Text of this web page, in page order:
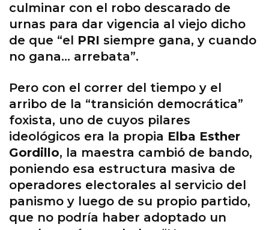
culminar con el robo descarado de
urnas para dar vigencia al viejo dicho
de que “el PRI siempre gana, y cuando
no gana… arrebata”.
Pero con el correr del tiempo y el
arribo de la “transición democrática”
foxista, uno de cuyos pilares
ideológicos era la propia Elba Esther
Gordillo, la maestra cambió de bando,
poniendo esa estructura masiva de
operadores electorales al servicio del
panismo y luego de su propio partido,
que no podría haber adoptado un